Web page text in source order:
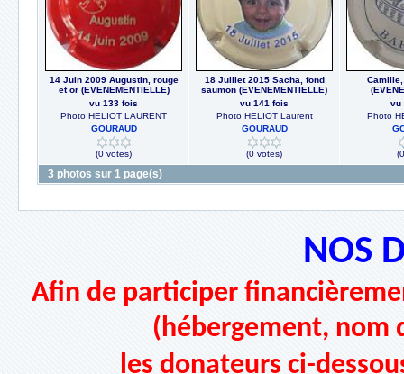
14 Juin 2009 Augustin, rouge
et or (EVENEMENTIELLE)
vu 133 fois
Photo HELIOT LAURENT
GOURAUD
(0 votes)
18 Juillet 2015 Sacha, fond
saumon (EVENEMENTIELLE)
vu 141 fois
Photo HELIOT Laurent
GOURAUD
(0 votes)
vu
Photo
3 photos sur 1 page(s)
NOS
Afin de participer
(hébergement,
les donateurs ci-